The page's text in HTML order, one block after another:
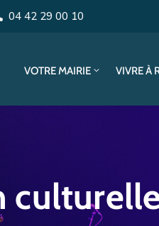
04 42 29 00 10
VOTRE MAIRIE VIVRE À